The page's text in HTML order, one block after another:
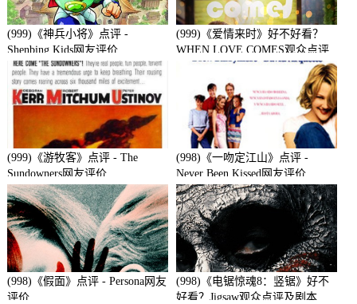
(999)《神兵小将》点评 -
Shenbing Kids网友评价
(999)《爱情来时》好不好看？
WHEN LOVE COMES观众点评
(999)《游牧客》点评 - The
Sundowners网友评价
(998)《一吻定江山》点评 -
Never Been Kissed网友评价
(998)《假面》点评 - Persona网友
评价
(998)《电锯惊魂8：竖锯》好不
好看？Jigsaw观众点评及剧本